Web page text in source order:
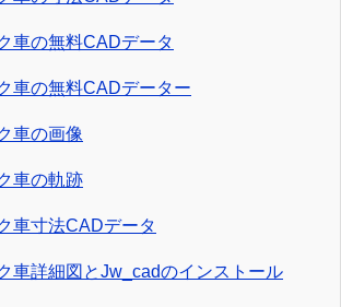
車の無料CADデータ
車の無料CADデーター
車の画像
車の軌跡
車寸法CADデータ
車詳細図とJw_cadのインストール